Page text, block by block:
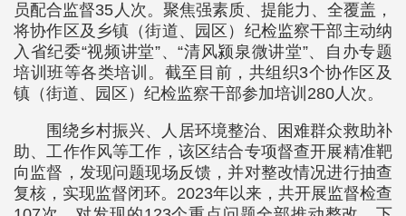
员配合监督35人次。聚焦强素质、提能力、全覆盖，
将协作区及乡镇（街道、园区）纪检监察干部主动纳
入省纪委“视频讲堂”、“清风颍泉微讲堂”、自办专题
培训班等各类培训。截至目前，共组织3个协作区及
镇（街道、园区）纪检监察干部参加培训280人次。
围绕乡村振兴、人居环境整治、困难群众救助补
助、工作作风等工作，该区结合专项督查开展精准靶
向监督，发现问题现场反馈，并对整改情况进行抽查
复核，实现监督闭环。2023年以来，共开展监督检查